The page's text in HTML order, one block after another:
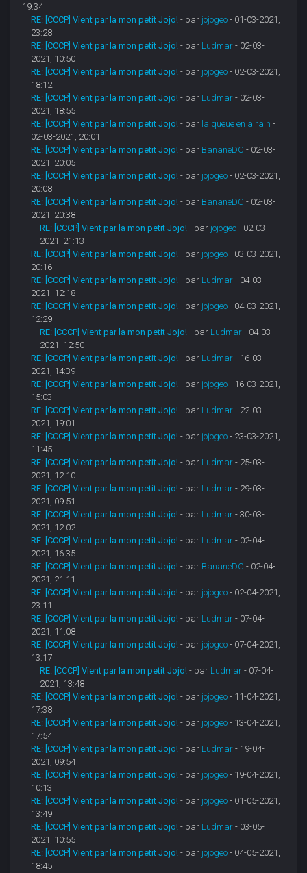
19:34
RE: [CCCP] Vient par la mon petit Jojo! - par jojogeo - 01-03-2021,
23:28
RE: [CCCP] Vient par la mon petit Jojo! - par Ludmar - 02-03-
2021, 10:50
RE: [CCCP] Vient par la mon petit Jojo! - par jojogeo - 02-03-2021,
18:12
RE: [CCCP] Vient par la mon petit Jojo! - par Ludmar - 02-03-
2021, 18:55
RE: [CCCP] Vient par la mon petit Jojo! - par la queue en airain -
02-03-2021, 20:01
RE: [CCCP] Vient par la mon petit Jojo! - par BananeDC - 02-03-
2021, 20:05
RE: [CCCP] Vient par la mon petit Jojo! - par jojogeo - 02-03-2021,
20:08
RE: [CCCP] Vient par la mon petit Jojo! - par BananeDC - 02-03-
2021, 20:38
RE: [CCCP] Vient par la mon petit Jojo! - par jojogeo - 02-03-
2021, 21:13
RE: [CCCP] Vient par la mon petit Jojo! - par jojogeo - 03-03-2021,
20:16
RE: [CCCP] Vient par la mon petit Jojo! - par Ludmar - 04-03-
2021, 12:18
RE: [CCCP] Vient par la mon petit Jojo! - par jojogeo - 04-03-2021,
12:29
RE: [CCCP] Vient par la mon petit Jojo! - par Ludmar - 04-03-
2021, 12:50
RE: [CCCP] Vient par la mon petit Jojo! - par Ludmar - 16-03-
2021, 14:39
RE: [CCCP] Vient par la mon petit Jojo! - par jojogeo - 16-03-2021,
15:03
RE: [CCCP] Vient par la mon petit Jojo! - par Ludmar - 22-03-
2021, 19:01
RE: [CCCP] Vient par la mon petit Jojo! - par jojogeo - 23-03-2021,
11:45
RE: [CCCP] Vient par la mon petit Jojo! - par Ludmar - 25-03-
2021, 12:10
RE: [CCCP] Vient par la mon petit Jojo! - par Ludmar - 29-03-
2021, 09:51
RE: [CCCP] Vient par la mon petit Jojo! - par Ludmar - 30-03-
2021, 12:02
RE: [CCCP] Vient par la mon petit Jojo! - par Ludmar - 02-04-
2021, 16:35
RE: [CCCP] Vient par la mon petit Jojo! - par BananeDC - 02-04-
2021, 21:11
RE: [CCCP] Vient par la mon petit Jojo! - par jojogeo - 02-04-2021,
23:11
RE: [CCCP] Vient par la mon petit Jojo! - par Ludmar - 07-04-
2021, 11:08
RE: [CCCP] Vient par la mon petit Jojo! - par jojogeo - 07-04-2021,
13:17
RE: [CCCP] Vient par la mon petit Jojo! - par Ludmar - 07-04-
2021, 13:48
RE: [CCCP] Vient par la mon petit Jojo! - par jojogeo - 11-04-2021,
17:38
RE: [CCCP] Vient par la mon petit Jojo! - par jojogeo - 13-04-2021,
17:54
RE: [CCCP] Vient par la mon petit Jojo! - par Ludmar - 19-04-
2021, 09:54
RE: [CCCP] Vient par la mon petit Jojo! - par jojogeo - 19-04-2021,
10:13
RE: [CCCP] Vient par la mon petit Jojo! - par jojogeo - 01-05-2021,
13:49
RE: [CCCP] Vient par la mon petit Jojo! - par Ludmar - 03-05-
2021, 10:55
RE: [CCCP] Vient par la mon petit Jojo! - par jojogeo - 04-05-2021,
18:45